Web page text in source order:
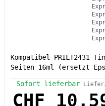
Kompatibel PRIET2431
Seiten 16ml (ersetzt
Sofort lieferbar
CHF